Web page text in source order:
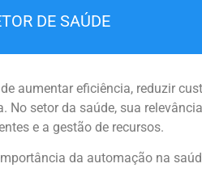
DE SAÚDE
aumentar eficiência, reduzir
No setor da saúde, sua
e a gestão de recursos.
da automação na